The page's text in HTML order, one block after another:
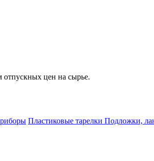
отпускных цен на сырье.
Пластиковые тарелки Подложки,